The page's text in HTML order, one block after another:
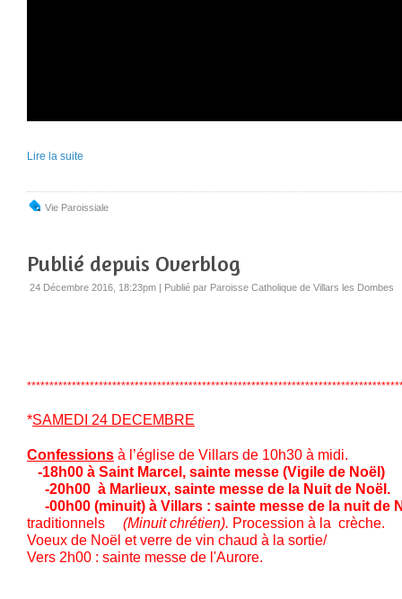
Lire la suite
Vie Paroissiale
Publié depuis Overblog
24 Décembre 2016, 18:23pm | Publié par Paroisse Catholique de Villars les Dombes
*SAMEDI 24 DECEMBRE
Confessions à l’église de Villars de
-18h00 à Saint Marcel, sainte messe (Vigile de
-20h00 à Marlieux, sainte messe de la Nuit de
-00h00 (minuit) à Villars : sainte messe de la nuit de
traditionnels (Minuit chrétien). Procession à la crèche.
Voeux de Noël et verre de vin chaud à la sortie/
Vers 2h00 : sainte messe de l'Aurore.